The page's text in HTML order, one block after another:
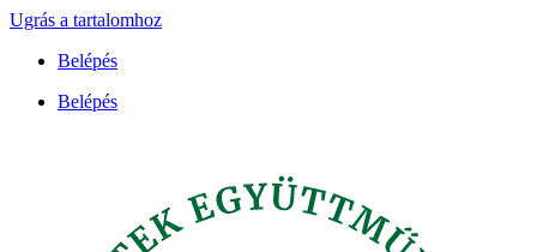
Ugrás a tartalomhoz
Belépés
Belépés